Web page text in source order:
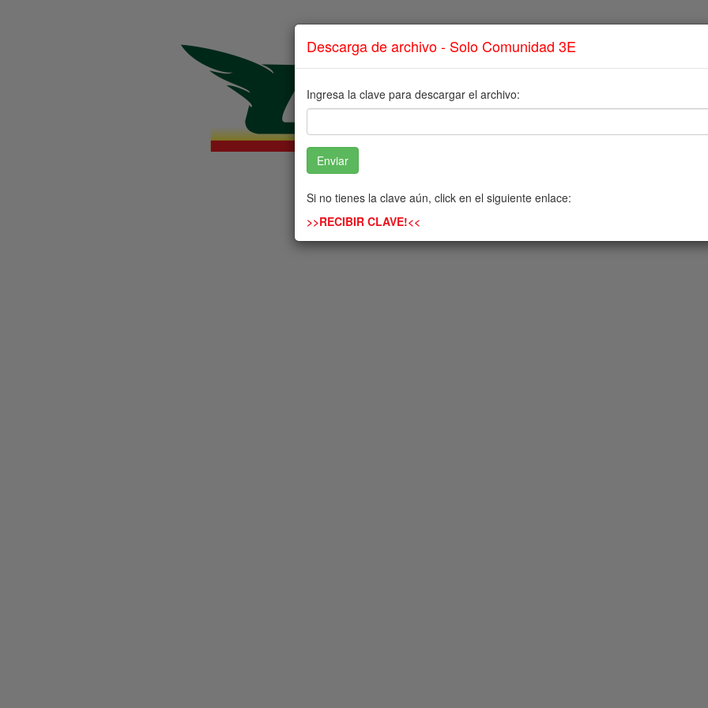
Descarga de archivo - Solo Comunidad 3E
Ingresa la clave para descargar el archivo:
Enviar
Si no tienes la clave aún, click en el siguiente enlace:
>>RECIBIR CLAVE!<<